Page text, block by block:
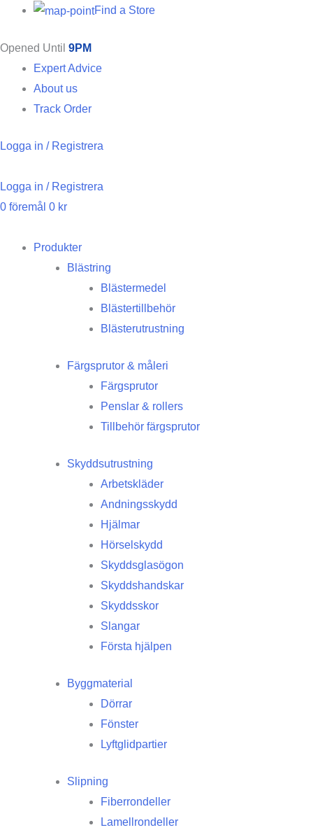
Find a Store
Opened Until 9PM
Expert Advice
About us
Track Order
Logga in / Registrera
Logga in / Registrera
0 föremål 0 kr
Produkter
Blästring
Blästermedel
Blästertillbehör
Blästerutrustning
Färgsprutor & måleri
Färgsprutor
Penslar & rollers
Tillbehör färgsprutor
Skyddsutrustning
Arbetskläder
Andningsskydd
Hjälmar
Hörselskydd
Skyddsglasögon
Skyddshandskar
Skyddsskor
Slangar
Första hjälpen
Byggmaterial
Dörrar
Fönster
Lyftglidpartier
Slipning
Fiberrondeller
Lamellrondeller